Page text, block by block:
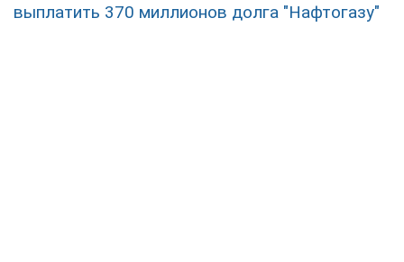
выплатить 370 миллионов долга "Нафтогазу"